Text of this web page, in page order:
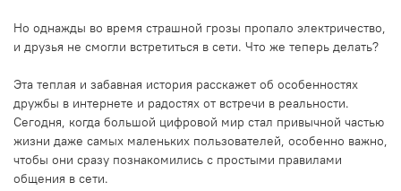
Но однажды во время страшной грозы пропало электричество,
и друзья не смогли встретиться в сети. Что же теперь делать?
Эта теплая и забавная история расскажет об особенностях
дружбы в интернете и радостях от встречи в реальности.
Сегодня, когда большой цифровой мир стал привычной частью
жизни даже самых маленьких пользователей, особенно важно,
чтобы они сразу познакомились с простыми правилами
общения в сети.